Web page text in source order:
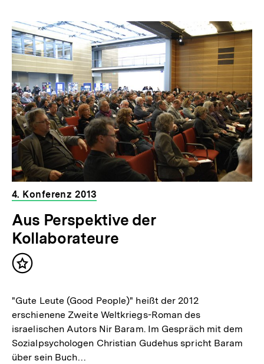
4. Konferenz 2013
Aus Perspektive der
Kollaborateure
Inhalt
"Gute Leute (Good People)" heißt der 2012
erschienene Zweite Weltkriegs-Roman des
israelischen Autors Nir Baram. Im Gespräch mit dem
Sozialpsychologen Christian Gudehus spricht Baram
über sein Buch…